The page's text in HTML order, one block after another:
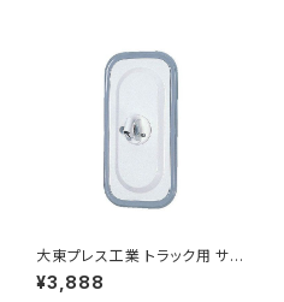
大東プレス工業 トラック用 サイ
ドミラー/バックミラー J08 330
X170 L012 DI-7
¥3,888